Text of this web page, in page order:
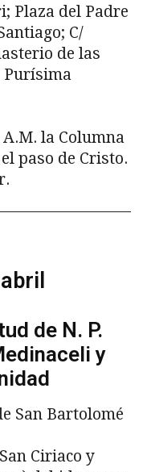
Plaza del Padre
C/
de las
Purísima
A.M. la Columna
paso de Cristo.
de N. P.
y
San Bartolomé
Ciriaco y